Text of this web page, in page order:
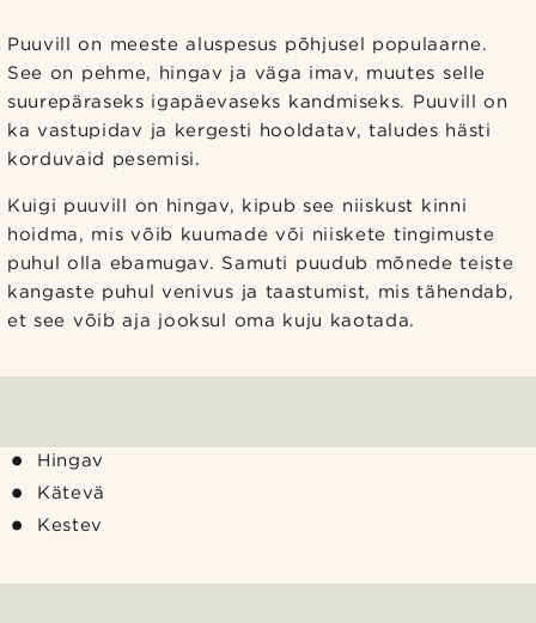
Puuvill on meeste aluspesus põhjusel populaarne.
See on pehme, hingav ja väga imav, muutes selle
suurepäraseks igapäevaseks kandmiseks. Puuvill on
ka vastupidav ja kergesti hooldatav, taludes hästi
korduvaid pesemisi.
Kuigi puuvill on hingav, kipub see niiskust kinni
hoidma, mis võib kuumade või niiskete tingimuste
puhul olla ebamugav. Samuti puudub mõnede teiste
kangaste puhul venivus ja taastumist, mis tähendab,
et see võib aja jooksul oma kuju kaotada.
Hingav
Kätevä
Kestev